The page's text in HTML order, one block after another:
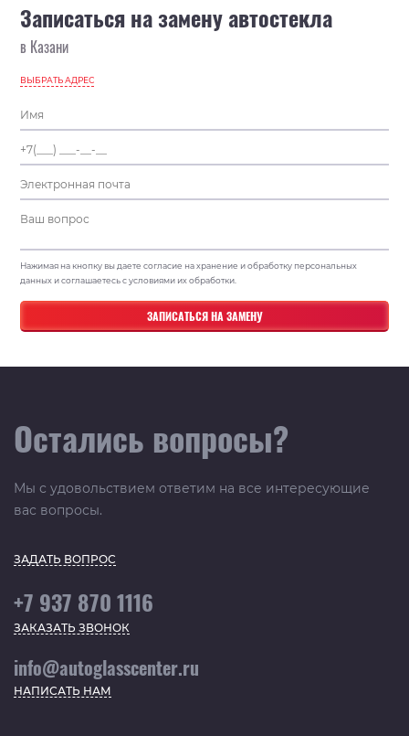
Записаться на замену автостекла
в Казани
ВЫБРАТЬ АДРЕС
Нажимая на кнопку вы даете согласие на хранение и обработку персональных
данных и соглашаетесь с условиями их обработки.
Остались вопросы?
Мы с удовольствием ответим на все интересующие
вас вопросы.
ЗАДАТЬ ВОПРОС
+7 937 870 1116
ЗАКАЗАТЬ ЗВОНОК
info@autoglasscenter.ru
НАПИСАТЬ НАМ